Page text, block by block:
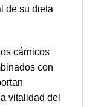
de su dieta
cárnicos
con
vitalidad del